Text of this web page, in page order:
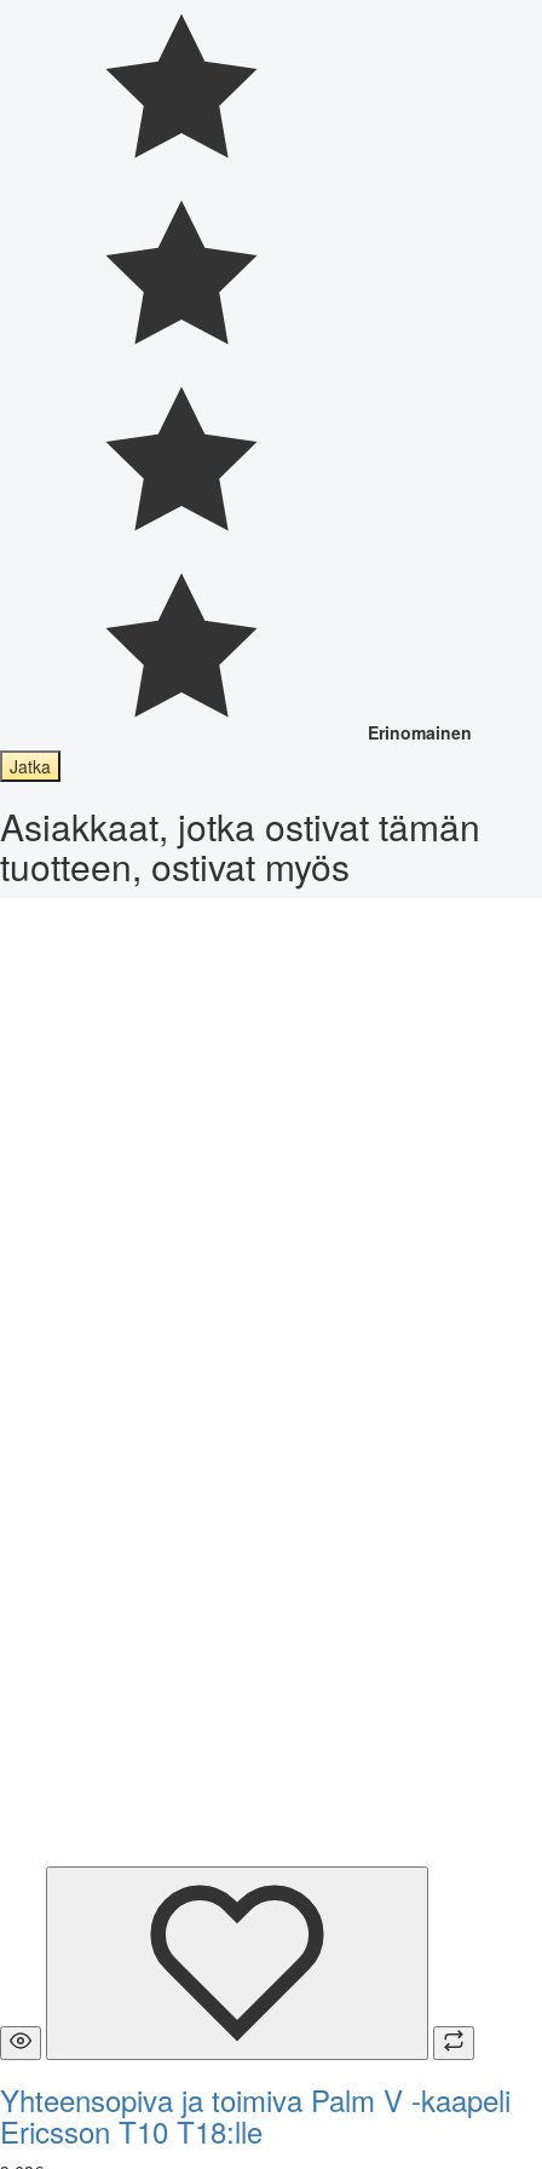
Erinomainen
Jatka
Asiakkaat, jotka ostivat tämän
tuotteen, ostivat myös
Yhteensopiva ja toimiva Palm V -kaapeli
Ericsson T10 T18:lle